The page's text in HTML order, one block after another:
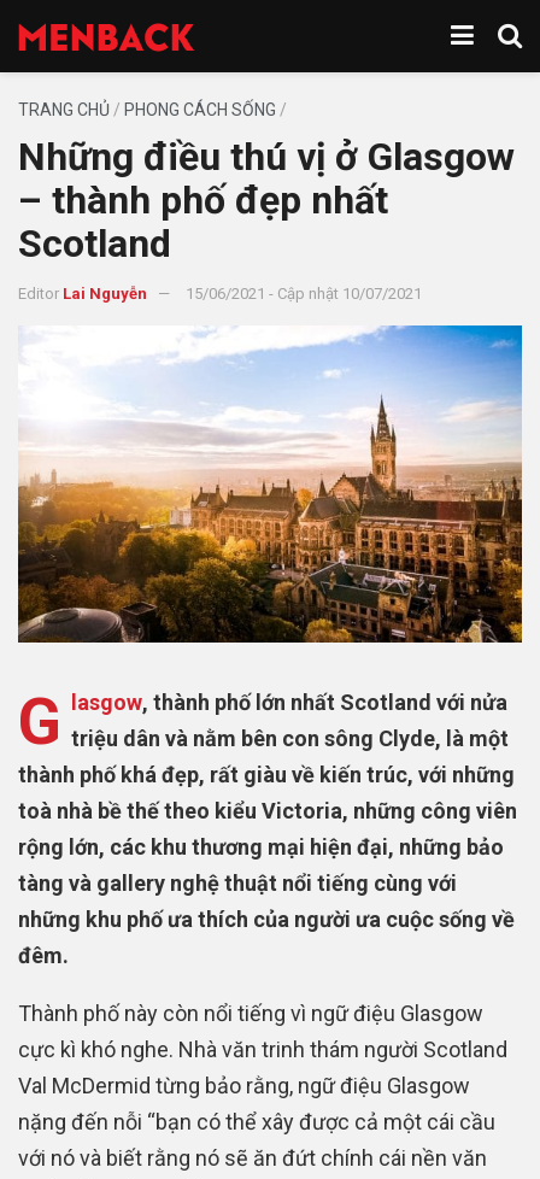
TRANG CHỦ / PHONG CÁCH SỐNG /
Những điều thú vị ở Glasgow
– thành phố đẹp nhất
Scotland
Editor Lai Nguyễn 15/06/2021 - Cập nhật 10/07/2021
G lasgow, thành phố lớn nhất Scotland với nửa
triệu dân và nằm bên con sông Clyde, là một
thành phố khá đẹp, rất giàu về kiến trúc, với những
toà nhà bề thế theo kiểu Victoria, những công viên
rộng lớn, các khu thương mại hiện đại, những bảo
tàng và gallery nghệ thuật nổi tiếng cùng với
những khu phố ưa thích của người ưa cuộc sống về
đêm.
Thành phố này còn nổi tiếng vì ngữ điệu Glasgow
cực kì khó nghe. Nhà văn trinh thám người Scotland
Val McDermid từng bảo rằng, ngữ điệu Glasgow
nặng đến nỗi “bạn có thể xây được cả một cái cầu
với nó và biết rằng nó sẽ ăn đứt chính cái nền văn